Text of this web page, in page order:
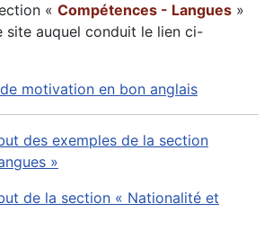
« Compétences - Langues »
site auquel conduit le lien ci-
motivation en bon anglais
des exemples de la section
»
de la section « Nationalité et